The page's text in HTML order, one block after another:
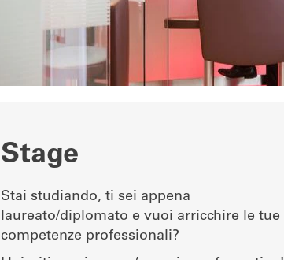
Stage
Stai studiando, ti sei appena
laureato/diplomato e vuoi arricchire le tue
competenze professionali?